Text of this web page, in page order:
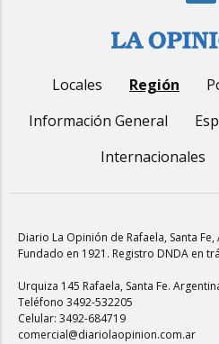
Locales Región
Información General
Internacionales
Diario La Opinión de Rafaela, Santa
Fundado en 1921. Registro DNDA en
Urquiza 145 Rafaela, Santa Fe.
Teléfono 3492-532205
Celular: 3492-684719
comercial@diariolaopinion.com.ar